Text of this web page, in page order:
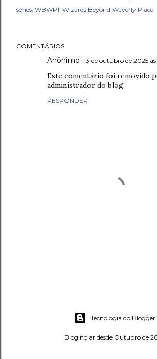
séries WBWP1 Wizards Beyond Waverly Place
COMENTÁRIOS
Anônimo 13 de outubro de 2025 às
Este comentário foi removido
administrador do blog.
RESPONDER
Tecnologia do Blogger
Blog no ar desde Outubro de